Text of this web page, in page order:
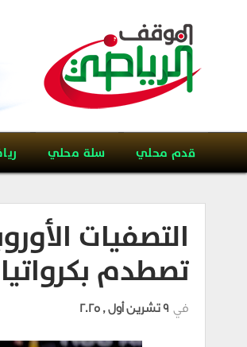
قدم محلي سلة محلي
التصفيات
تصطدم بكرواتيا
في 9 تشرين أول , 2025